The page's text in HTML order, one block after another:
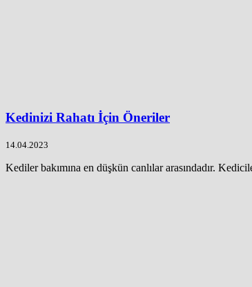
Kedinizi Rahatı İçin Öneriler
14.04.2023
Kediler bakımına en düşkün canlılar arasındadır.